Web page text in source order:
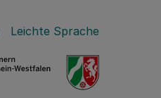
Leichte Sprache